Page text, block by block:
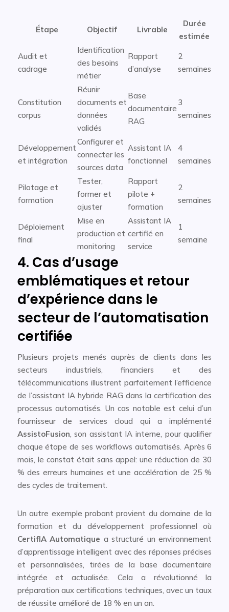
Étape Objectif Livrable
Durée
estimée
Audit et
cadrage
Identification
des besoins
métier
Rapport
d’analyse
2
semaines
Constitution
corpus
Réunir
documents et
données
validés
Base
documentaire
RAG
3
semaines
Développement
et intégration
Configurer et
connecter les
sources data
Assistant IA
fonctionnel
4
semaines
Pilotage et
formation
Tester,
former et
ajuster
Rapport
pilote +
formation
2
semaines
Déploiement
final
Mise en
production et
monitoring
Assistant IA
certifié en
service
1
semaine
4. Cas d’usage
emblématiques et retour
d’expérience dans le
secteur de l’automatisation
certifiée
Plusieurs projets menés auprès de clients dans les
secteurs industriels, financiers et des
télécommunications illustrent parfaitement l’efficience
de l’assistant IA hybride RAG dans la certification des
processus automatisés. Un cas notable est celui d’un
fournisseur de services cloud qui a implémenté
AssistoFusion , son assistant IA interne, pour qualifier
chaque étape de ses workflows automatisés. Après 6
mois, le constat était sans appel: une réduction de 30
% des erreurs humaines et une accélération de 25 %
des cycles de traitement.
Un autre exemple probant provient du domaine de la
formation et du développement professionnel où
CertifIA Automatique a structuré un environnement
d’apprentissage intelligent avec des réponses précises
et personnalisées, tirées de la base documentaire
intégrée et actualisée. Cela a révolutionné la
préparation aux certifications techniques, avec un taux
de réussite amélioré de 18 % en un an.